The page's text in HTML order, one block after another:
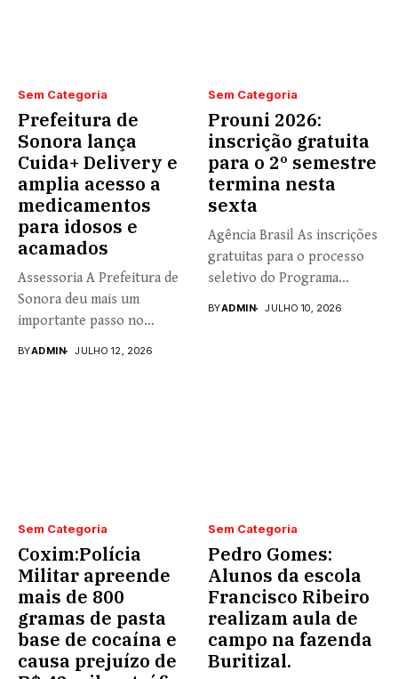
Sem Categoria
Prefeitura de
Sonora lança
Cuida+ Delivery e
amplia acesso a
medicamentos
para idosos e
acamados
Assessoria A Prefeitura de
Sonora deu mais um
importante passo no
BYADMIN JULHO 12, 2026
Sem Categoria
Prouni 2026:
inscrição gratuita
para o 2º semestre
termina nesta
sexta
Agência Brasil As inscrições
gratuitas para o processo
seletivo do Programa
BYADMIN JULHO 10, 2026
Sem Categoria
Coxim:Polícia
Militar apreende
mais de 800
gramas de pasta
base de cocaína e
causa prejuízo de
Sem Categoria
Pedro Gomes:
Alunos da escola
Francisco Ribeiro
realizam aula de
campo na fazenda
Buritizal.